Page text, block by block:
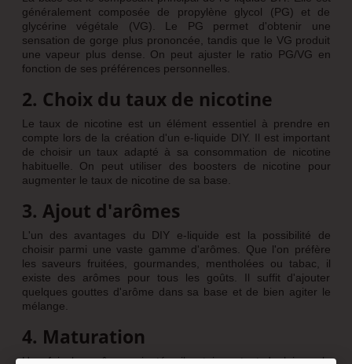
généralement composée de propylène glycol (PG) et de
glycérine végétale (VG). Le PG permet d'obtenir une
sensation de gorge plus prononcée, tandis que le VG produit
une vapeur plus dense. On peut ajuster le ratio PG/VG en
fonction de ses préférences personnelles.
2. Choix du taux de nicotine
Le taux de nicotine est un élément essentiel à prendre en
compte lors de la création d'un e-liquide DIY. Il est important
de choisir un taux adapté à sa consommation de nicotine
habituelle. On peut utiliser des boosters de nicotine pour
augmenter le taux de nicotine de sa base.
3. Ajout d'arômes
L'un des avantages du DIY e-liquide est la possibilité de
choisir parmi une vaste gamme d'arômes. Que l'on préfère
les saveurs fruitées, gourmandes, mentholées ou tabac, il
existe des arômes pour tous les goûts. Il suffit d'ajouter
quelques gouttes d'arôme dans sa base et de bien agiter le
mélange.
4. Maturation
Une fois les arômes ajoutés, il est important de laisser le